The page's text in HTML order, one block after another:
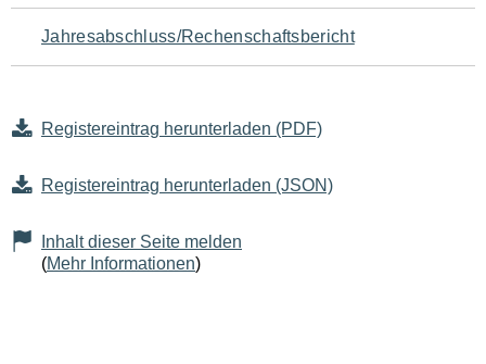
Jahresabschluss/Rechenschaftsbericht
Registereintrag herunterladen (PDF)
Registereintrag herunterladen (JSON)
Inhalt dieser Seite melden
(Mehr Informationen)